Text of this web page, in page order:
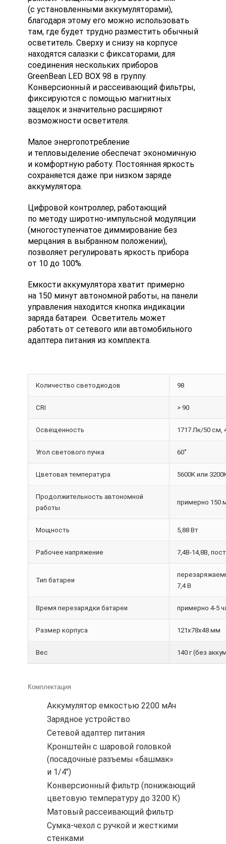
(с установленными аккумуляторами),
благодаря этому его можно использовать
там, где будет трудно разместить обычный
осветитель. Сверху и снизу на корпусе
находятся салазки с фиксаторами, для
соединения нескольких приборов
GreenBean LED BOX 98 в группу.
Конверсионный и рассеивающий фильтры,
фиксируются с помощью магнитных
защелок и значительно расширяют
возможности осветителя.
Малое энергопотребление
и тепловыделение обеспечат экономичную
и комфортную работу. Постоянная яркость
сохраняется даже при низком заряде
аккумулятора.
Цифровой контроллер, работающий
по методу широтно-импульсной модуляции
(многоступенчатое диммирование без
мерцания в выбранном положении),
позволяет регулировать яркость прибора
от 10 до 100%.
Емкости аккумулятора хватит примерно
на 150 минут автономной работы, на панели
управления находится кнопка индикации
заряда батареи. Осветитель может
работать от сетевого или автомобильного
адаптера питания из комплекта.
Количество светодиодов 98
CRI > 90
Освещенность 1717 Лк/50 см,
Угол светового пучка 60˚
Цветовая температура 5600К или
Продолжительность автономной
работы
примерно 150
Мощность 5,88 Вт
Рабочее напряжение 7,4В-14,8В,
Тип батареи
7,4 В
Время перезарядки батареи примерно 4-5
Размер корпуса 121х78х48 мм
Вес 140 г (без
Комплектация
Аккумулятор емкостью 2200 мАч
Зарядное устройство
Сетевой адаптер питания
Кронштейн с шаровой головкой
(посадочные разъемы «башмак»
и 1/4")
Конверсионный фильтр (понижающий
цветовую температуру до 3200 К)
Матовый рассеивающий фильтр
Сумка-чехол с ручкой и жесткими
стенками